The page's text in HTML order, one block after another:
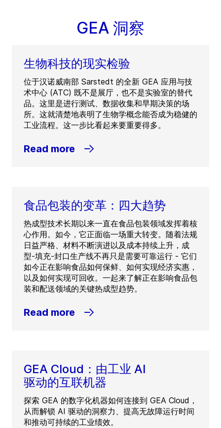
GEA 洞察
生物科技的现实检验
位于汉诺威南部 Sarstedt 的全新 GEA 应用与技
术中心 (ATC) 既不是展厅，也不是实验室的替代
品。这里是进行测试、数据收集和早期决策的场
所。这就清楚地表明了生物学概念能否成为稳健的
工业流程。这一步比看起来要重要得多。
Read more
食品包装的变革：四大趋势
热成型技术长期以来一直在食品包装领域发挥着核
心作用。如今，它正面临一场重大转变。随着法规
日益严格、材料不断演进以及成本持续上升，成
型-填充-封口生产线不再只是需要可靠运行 - 它们
如今正在影响食品如何保鲜、如何实现经济实惠，
以及如何实现可回收。一起来了解正在影响食品包
装和配送领域的关键热成型趋势。
Read more
GEA Cloud：由工业 AI
驱动的互联机器
探索 GEA 的数字化机器如何连接到 GEA Cloud，
从而解锁 AI 驱动的洞察力、提高无故障运行时间
和推动可持续的工业绩效。